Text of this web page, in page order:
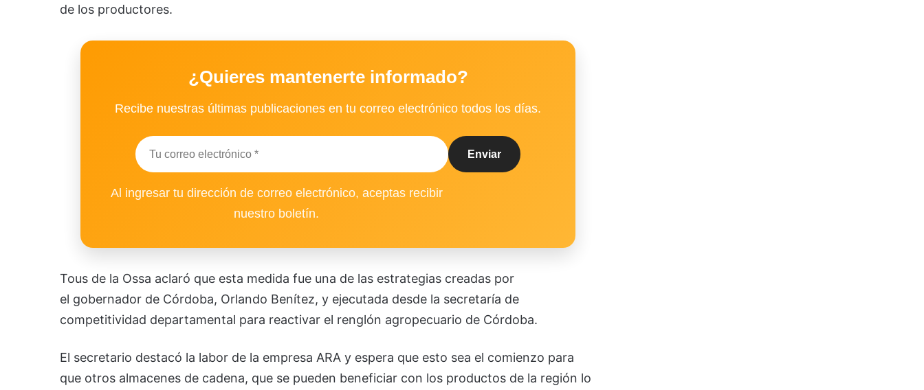
de los productores.
¿Quieres mantenerte informado?
Recibe nuestras últimas publicaciones en tu correo electrónico todos los días.
Al ingresar tu dirección de correo electrónico, aceptas recibir
nuestro boletín.
Tous de la Ossa aclaró que esta medida fue una de las estrategias creadas por
el gobernador de Córdoba, Orlando Benítez, y ejecutada desde la secretaría de
competitividad departamental para reactivar el renglón agropecuario de Córdoba.
El secretario destacó la labor de la empresa ARA y espera que esto sea el comienzo para
que otros almacenes de cadena, que se pueden beneficiar con los productos de la región lo